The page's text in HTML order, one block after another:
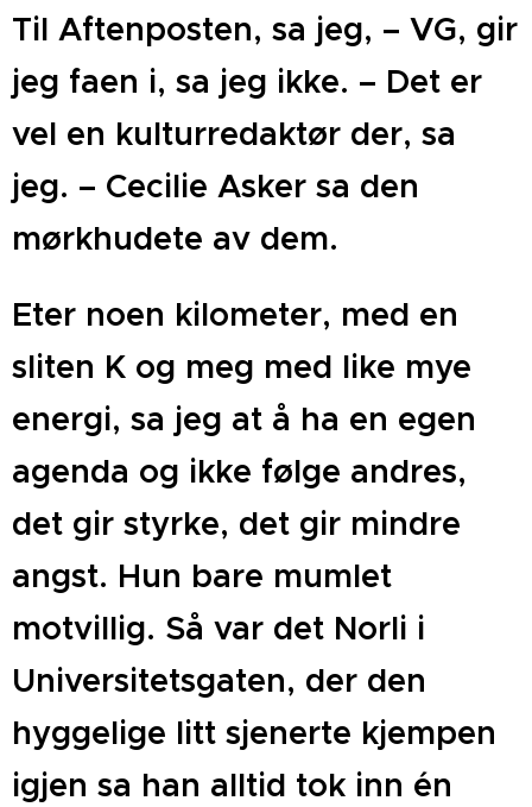
Til Aftenposten, sa jeg, – VG, gir
jeg faen i, sa jeg ikke. – Det er
vel en kulturredaktør der, sa
jeg. – Cecilie Asker sa den
mørkhudete av dem.
Eter noen kilometer, med en
sliten K og meg med like mye
energi, sa jeg at å ha en egen
agenda og ikke følge andres,
det gir styrke, det gir mindre
angst. Hun bare mumlet
motvillig. Så var det Norli i
Universitetsgaten, der den
hyggelige litt sjenerte kjempen
igjen sa han alltid tok inn én